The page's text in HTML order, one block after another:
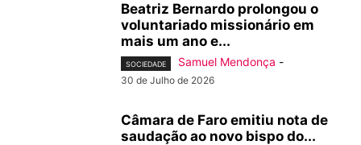
Beatriz Bernardo prolongou o
voluntariado missionário em
mais um ano e...
SOCIEDADE Samuel Mendonça -
30 de Julho de 2026
Câmara de Faro emitiu nota de
saudação ao novo bispo do...